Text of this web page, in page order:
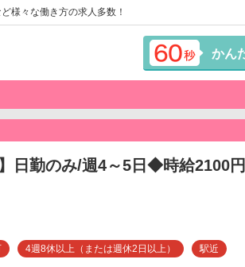
様々な働き方の求人多数！
かん
日勤のみ/週4～5日◆時給2100
4週8休以上（または週休2日以上） 駅近